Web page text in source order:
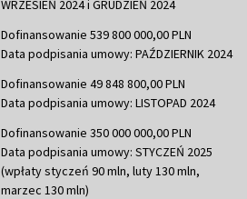
WRZESIEŃ 2024 i GRUDZIEŃ 2024
Dofinansowanie 539 800 000,00 PLN
Data podpisania umowy: PAŹDZIERNIK 2024
Dofinansowanie 49 848 800,00 PLN
Data podpisania umowy: LISTOPAD 2024
Dofinansowanie 350 000 000,00 PLN
Data podpisania umowy: STYCZEŃ 2025
(wpłaty styczeń 90 mln, luty 130 mln,
marzec 130 mln)